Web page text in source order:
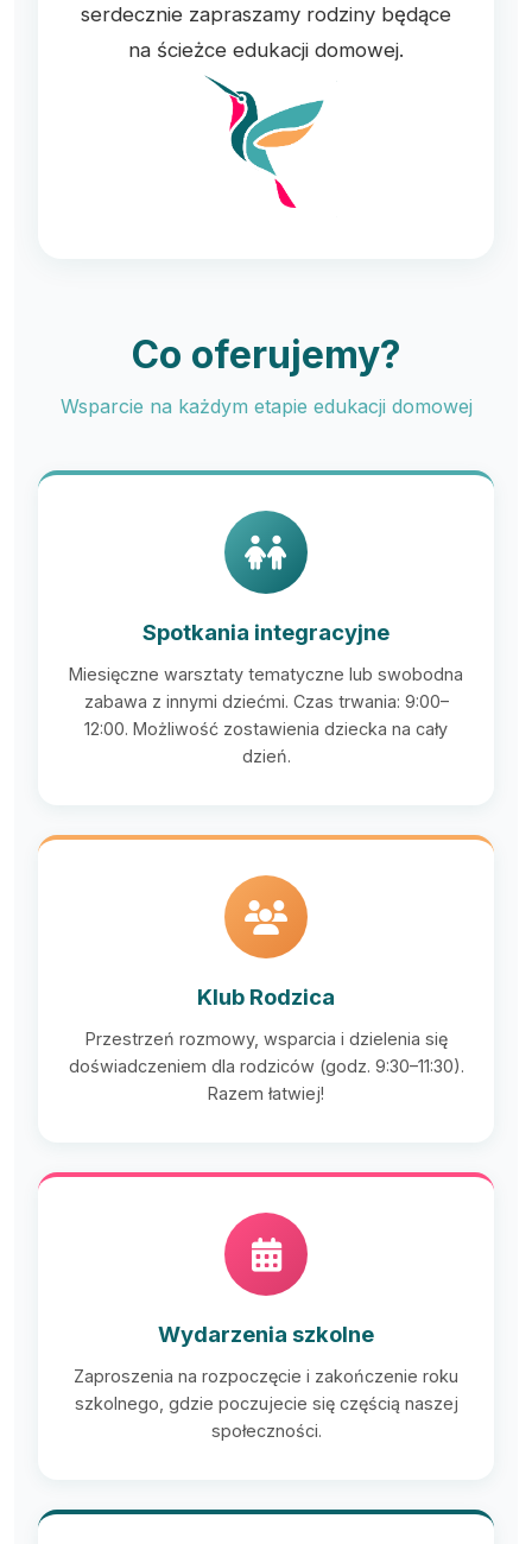
serdecznie zapraszamy rodziny będące
na ścieżce edukacji domowej.
Co oferujemy?
Wsparcie na każdym etapie edukacji domowej
Spotkania integracyjne
Miesięczne warsztaty tematyczne lub swobodna
zabawa z innymi dziećmi. Czas trwania: 9:00–
12:00. Możliwość zostawienia dziecka na cały
dzień.
Klub Rodzica
Przestrzeń rozmowy, wsparcia i dzielenia się
doświadczeniem dla rodziców (godz. 9:30–11:30).
Razem łatwiej!
Wydarzenia szkolne
Zaproszenia na rozpoczęcie i zakończenie roku
szkolnego, gdzie poczujecie się częścią naszej
społeczności.